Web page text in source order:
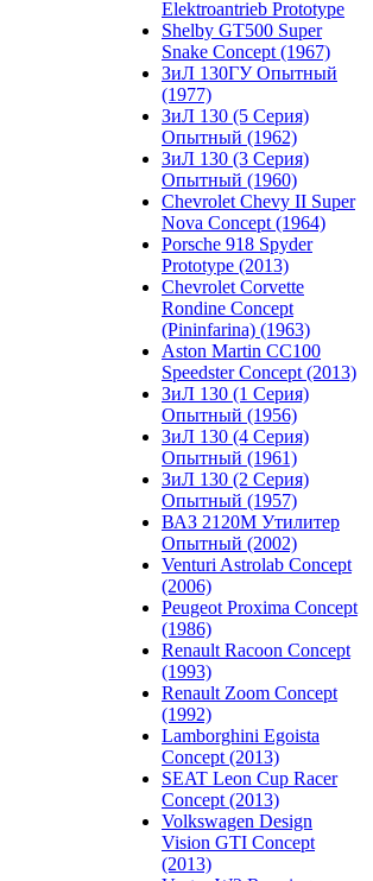
Elektroantrieb Prototype
Shelby GT500 Super
Snake Concept (1967)
ЗиЛ 130ГУ Опытный
(1977)
ЗиЛ 130 (5 Серия)
Опытный (1962)
ЗиЛ 130 (3 Серия)
Опытный (1960)
Chevrolet Chevy II Super
Nova Concept (1964)
Porsche 918 Spyder
Prototype (2013)
Chevrolet Corvette
Rondine Concept
(Pininfarina) (1963)
Aston Martin CC100
Speedster Concept (2013)
ЗиЛ 130 (1 Серия)
Опытный (1956)
ЗиЛ 130 (4 Серия)
Опытный (1961)
ЗиЛ 130 (2 Серия)
Опытный (1957)
ВАЗ 2120М Утилитер
Опытный (2002)
Venturi Astrolab Concept
(2006)
Peugeot Proxima Concept
(1986)
Renault Racoon Concept
(1993)
Renault Zoom Concept
(1992)
Lamborghini Egoista
Concept (2013)
SEAT Leon Cup Racer
Concept (2013)
Volkswagen Design
Vision GTI Concept
(2013)